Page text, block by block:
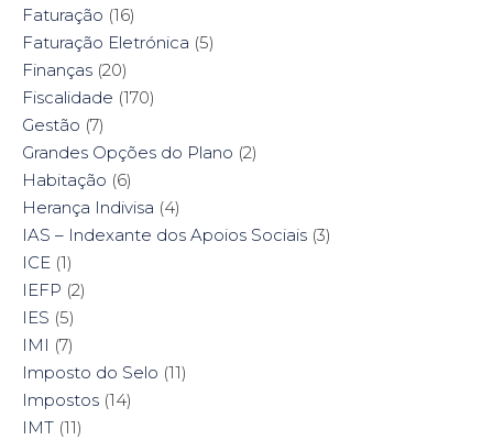
Faturação (16)
Faturação Eletrónica (5)
Finanças (20)
Fiscalidade (170)
Gestão (7)
Grandes Opções do Plano (2)
Habitação (6)
Herança Indivisa (4)
IAS – Indexante dos Apoios Sociais (3)
ICE (1)
IEFP (2)
IES (5)
IMI (7)
Imposto do Selo (11)
Impostos (14)
IMT (11)